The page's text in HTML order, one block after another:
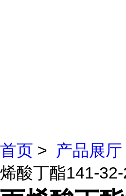
首页 > 产品展厅
烯酸丁酯141-